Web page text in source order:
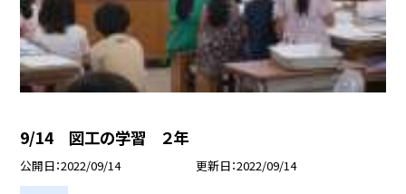
9/14 図工の学習 ２年
公開日 2022/09/14 更新日 2022/09/14